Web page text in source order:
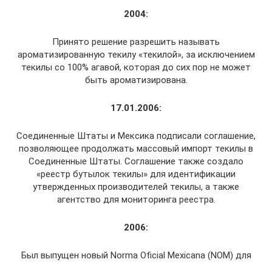
2004:
Принято решение разрешить называть
ароматизированную текилу «текилой», за исключением
текилы со 100% агавой, которая до сих пор не может
быть ароматизирована.
17.01.2006:
Соединенные Штаты и Мексика подписали соглашение,
позволяющее продолжать массовый импорт текилы в
Соединенные Штаты. Соглашение также создало
«реестр бутылок текилы» для идентификации
утвержденных производителей текилы, а также
агентство для мониторинга реестра.
2006:
Был выпущен новый Norma Oficial Mexicana (NOM) для